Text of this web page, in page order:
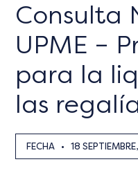
Consulta
UPME –
para la
las
FECHA • 18